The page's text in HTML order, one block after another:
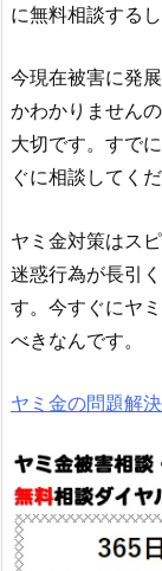
に無料相談する
今現在被害に発
かわかりません
大切です。すで
ぐに相談してくだ
ヤミ金対策はス
迷惑行為が長引
す。今すぐにヤ
べきなんです。
ヤミ金の問題解